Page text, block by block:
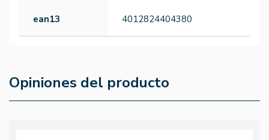
ean13 4012824404380
Opiniones del producto